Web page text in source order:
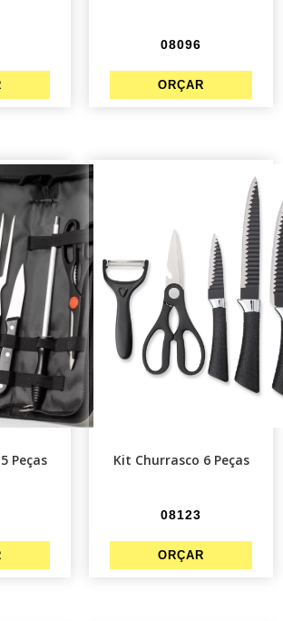
08096
Peças Kit Churrasco 6 Peças
08123